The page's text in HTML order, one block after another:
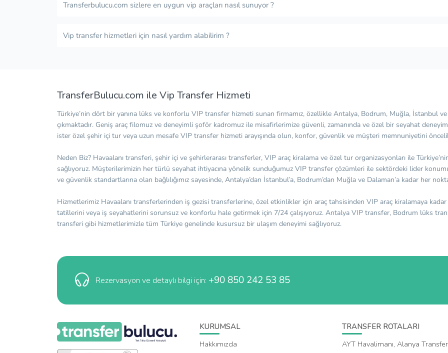
Transferbulucu.com sizlere en uygun vip araçları nasıl sunuyor ?
Vip transfer hizmetleri için nasıl yardım alabilirim ?
TransferBulucu.com ile Vip Transfer Hizmeti
Türkiye’nin dört bir yanına lüks ve konforlu VIP transfer hizmeti sunan firmamız, özellikle Antalya, Bodrum, Muğla, İstanbul
çıkmaktadır. Geniş araç filomuz ve deneyimli şoför kadromuz ile misafirlerimize güvenli, zamanında ve özel bir seyahat
ister özel şehir içi tur veya uzun mesafe VIP transfer hizmeti arayışında olun, konfor, güvenlik ve müşteri memnuniyetini
Neden Biz? Havaalanı transferi, şehir içi ve şehirlerarası transferler, VIP araç kiralama ve özel tur organizasyonları ile
sağlıyoruz. Müşterilerimizin her türlü seyahat ihtiyacına yönelik sunduğumuz VIP transfer çözümleri ile sektördeki lider
ve güvenlik standartlarına olan bağlılığımız sayesinde, Antalya’dan İstanbul’a, Bodrum’dan Muğla ve Dalaman’a kadar her
Hizmetlerimiz Havaalanı transferlerinden iş gezisi transferlerine, özel etkinlikler için araç tahsisinden VIP araç kiralamaya
tatillerini veya iş seyahatlerini sorunsuz ve konforlu hale getirmek için 7/24 çalışıyoruz. Antalya VIP transfer, Bodrum lüks
transferi gibi hizmetlerimizle tüm Türkiye genelinde kusursuz bir ulaşım deneyimi sağlıyoruz.
Rezervasyon ve detaylı bilgi için: +90 850 242 53 85
KURUMSAL
Hakkımızda
TRANSFER ROTALARI
AYT Havalimanı, Alanya Transfer